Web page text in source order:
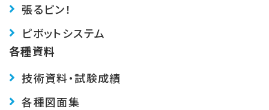
張るピン！
ピボットシステム
各種資料
技術資料・試験成績
各種図面集